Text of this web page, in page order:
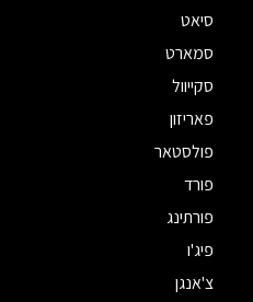
סיאט
סמארט
סקייוול
פאריזון
פולסטאר
פורד
פורתינג
פיג'ו
צ'אנגן